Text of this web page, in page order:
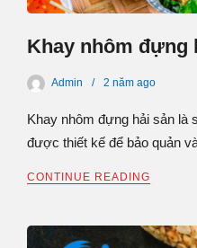
Khay nhôm đựng
Admin 2 năm ago
Khay nhôm đựng hải sản là
được thiết kế để bảo quản
CONTINUE READING